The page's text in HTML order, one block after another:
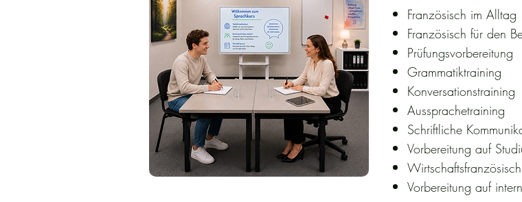
Französisch im Alltag
Französisch für den
Prüfungsvorbereitung
Grammatiktraining
Konversationstraining
Aussprachetraining
Schriftliche
Vorbereitung auf
Vorbereitung auf